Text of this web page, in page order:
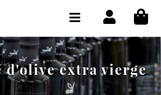
d'olive extra vierge
ACHETER EN LIGNE